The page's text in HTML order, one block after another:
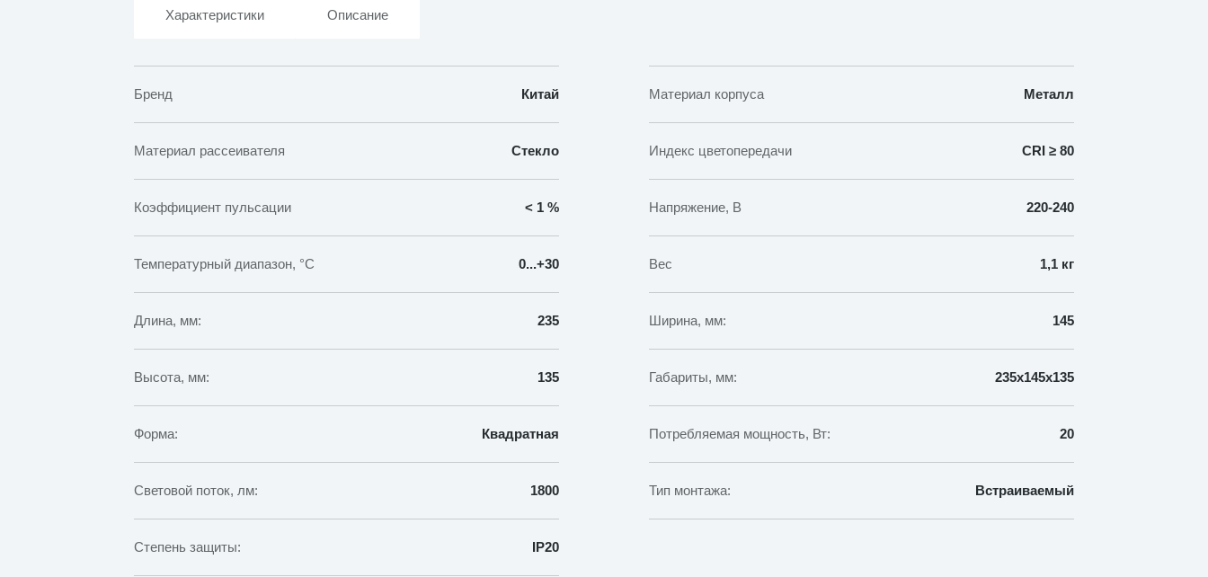
Характеристики Описание
Бренд Китай Материал корпуса Металл
Материал рассеивателя Стекло Индекс цветопередачи CRI ≥ 80
Коэффициент пульсации < 1 % Напряжение, В 220-240
Температурный диапазон, °C 0...+30 Вес 1,1 кг
Длина, мм: 235 Ширина, мм: 145
Высота, мм: 135 Габариты, мм: 235х145х135
Форма: Квадратная Потребляемая мощность, Вт: 20
Световой поток, лм: 1800 Тип монтажа: Встраиваемый
Степень защиты: IP20